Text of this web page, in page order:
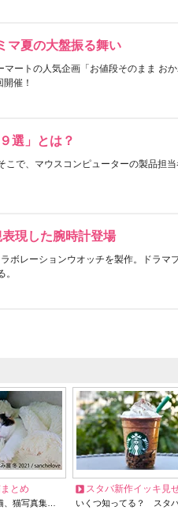
マ夏の大盤振る舞い
ートの人気企画「お値段そのまま おか
催！
選」とは？
で、マウスコンピューターの製品担当
現した腕時計登場
ボレーションウオッチを製作。ドラマ
とめ
、猫写真集…
スタバ新作イッキ見
いくつ知ってる？ スタ